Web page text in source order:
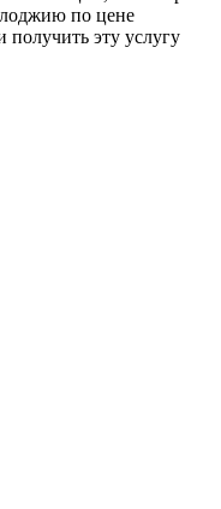
лоджию по цене
получить эту услугу